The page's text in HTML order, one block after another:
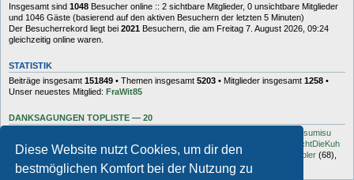
Diese Website nutzt Cookies, um dir den
bestmöglichen Komfort bei der Nutzung zu
Insgesamt sind 1048 Besucher online :: 2 sichtbare Mitglieder, 0 unsichtbare Mitglieder
und 1046 Gäste (basierend auf den aktiven Besuchern der letzten 5 Minuten)
Der Besucherrekord liegt bei 2021 Besuchern, die am Freitag 7. August 2026, 09:24
gleichzeitig online waren.
STATISTIK
Beiträge insgesamt 151849 • Themen insgesamt 5203 • Mitglieder insgesamt 1258 •
Unser neuestes Mitglied: FraWit85
DANKSAGUNGEN TOPLISTE — 20
sumisu
(125),
Elton (125), Charles_Robotnik (124), markus.whatever
MuhMachtDieKuh
(94),Pommes(91),rulaman(80),Hooge(77),Öröc(71),zokker000 vfbler (68),
Janaldo(65),unkow(65),häxe(56),DocBrown(56)